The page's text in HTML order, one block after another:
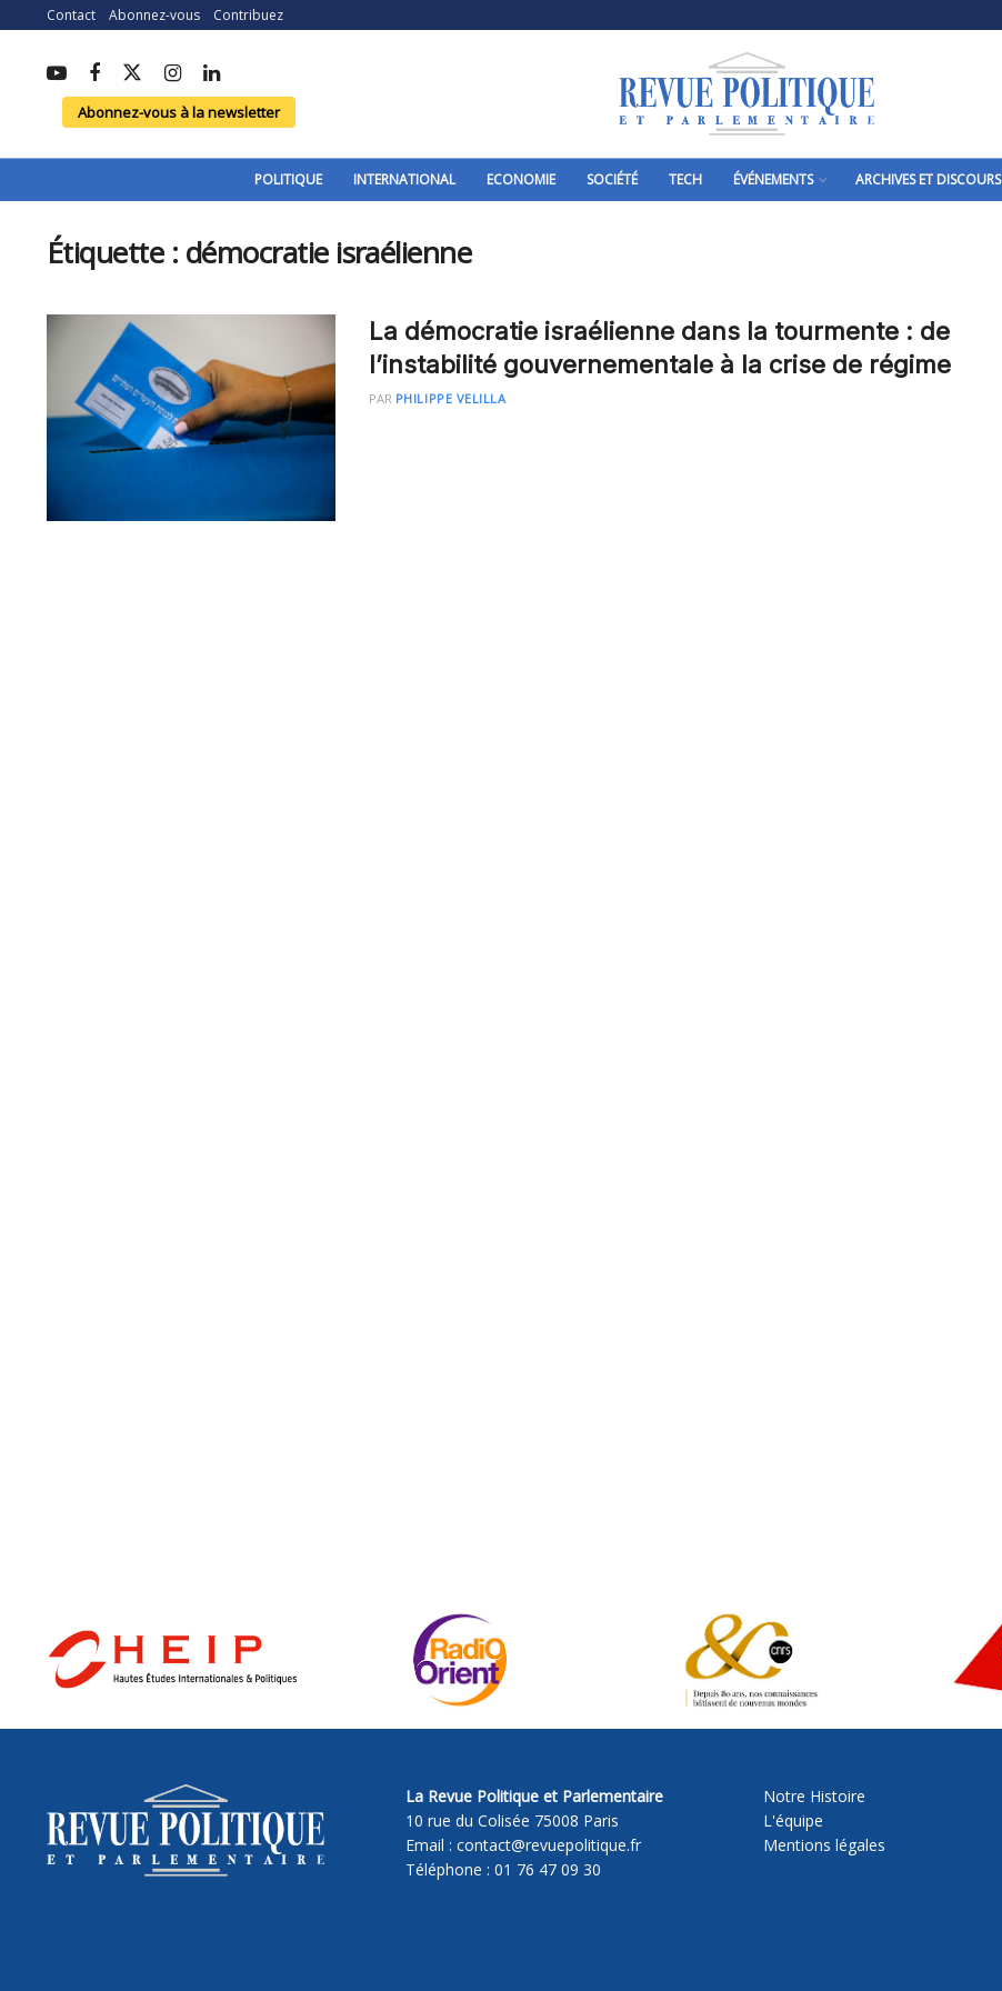
Contact Abonnez-vous Contribuez
Abonnez-vous à la newsletter
POLITIQUE INTERNATIONAL ECONOMIE SOCIÉTÉ TECH ÉVÉNEMENTS ARCHIVES ET DISCOURS
Étiquette : démocratie israélienne
La démocratie israélienne dans la tourmente : de
l’instabilité gouvernementale à la crise de régime
PAR PHILIPPE VELILLA
La Revue Politique et Parlementaire
10 rue du Colisée 75008 Paris
Email : contact@revuepolitique.fr
Téléphone : 01 76 47 09 30
Notre Histoire
L'équipe
Mentions légales